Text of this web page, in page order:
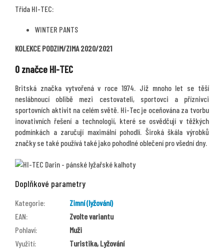
Třída HI-TEC:
WINTER PANTS
KOLEKCE PODZIM/ZIMA 2020/2021
O značce HI-TEC
Britská značka vytvořená v roce 1974. Již mnoho let se těší
neslábnoucí oblibě mezi cestovateli, sportovci a příznivci
sportovních aktivit na celém světě. Hi-Tec je oceňována za tvorbu
inovativních řešení a technologií, které se osvědčují v těžkých
podmínkách a zaručují maximální pohodlí. Široká škála výrobků
značky se také používá také jako pohodlné oblečení pro všední dny.
Doplňkové parametry
Kategorie:
Zimní (lyžování)
EAN:
Zvolte variantu
Pohlaví:
Muži
Využití:
Turistika, Lyžování